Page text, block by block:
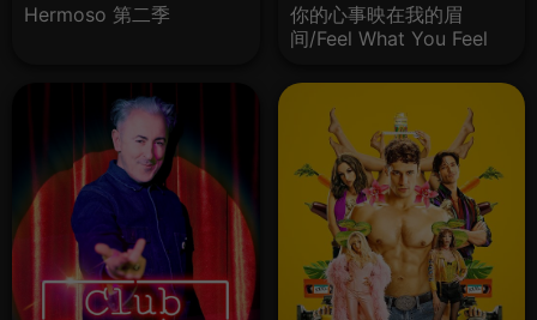
Hermoso 第二季
你的心事映在我的眉
间/Feel What You Feel